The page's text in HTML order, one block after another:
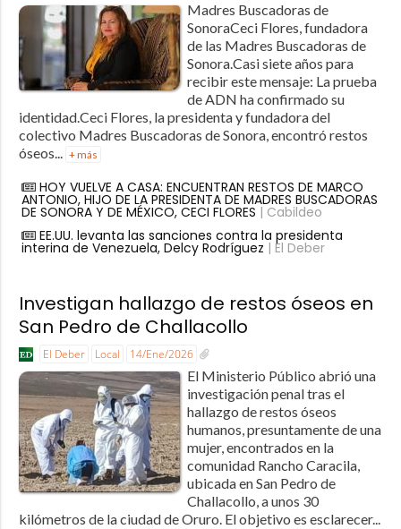
Madres Buscadoras de
SonoraCeci Flores, fundadora
de las Madres Buscadoras de
Sonora.Casi siete años para
recibir este mensaje: La prueba
de ADN ha confirmado su
identidad.Ceci Flores, la presidenta y fundadora del
colectivo Madres Buscadoras de Sonora, encontró restos
óseos... + más
HOY VUELVE A CASA: ENCUENTRAN RESTOS DE MARCO
ANTONIO, HIJO DE LA PRESIDENTA DE MADRES BUSCADORAS
DE SONORA Y DE MÉXICO, CECI FLORES | Cabildeo
EE.UU. levanta las sanciones contra la presidenta
interina de Venezuela, Delcy Rodríguez | El Deber
Investigan hallazgo de restos óseos en
San Pedro de Challacollo
El Deber Local 14/Ene/2026
El Ministerio Público abrió una
investigación penal tras el
hallazgo de restos óseos
humanos, presuntamente de una
mujer, encontrados en la
comunidad Rancho Caracila,
ubicada en San Pedro de
Challacollo, a unos 30
kilómetros de la ciudad de Oruro. El objetivo es esclarecer...